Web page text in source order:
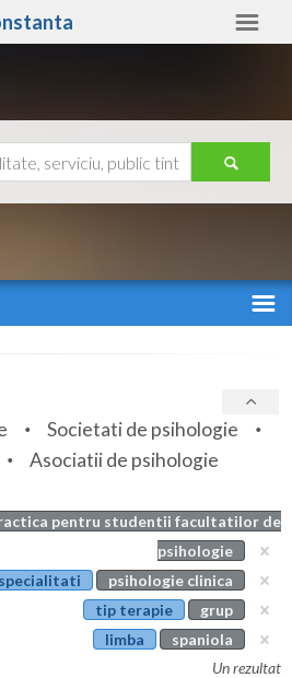
Ajutor
Societati de psihologie
Asociatii de psihologie
pentru studentii facultatilor de
psihologie
specialitati
psihologie clinica
tip terapie
grup
limba
spaniola
Un rezultat